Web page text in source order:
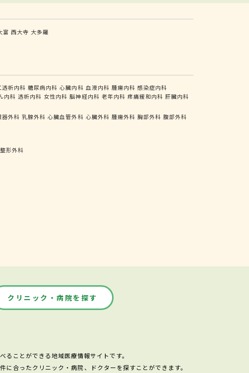
富 西大寺 大多羅
透析内科 糖尿病内科 心臓内科 血液内科 腫瘍内科 感染症内科
内科 透析内科 女性内科 脳神経内科 老年内科 疼痛緩和内科 肝臓内科
器外科 乳腺外科 心臓血管外科 心臓外科 腫瘍外科 胸部外科 腹部外科
形外科
クリニック・病院を探す
ことができる地域医療情報サイトです。
合ったクリニック・病院、ドクターを探すことができます。